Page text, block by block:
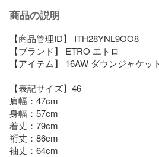
商品の説明
【商品管理ID】 ITH28YNL9OO8
【ブランド】 ETRO エトロ
【アイテム】 16AW ダウンジャケッ
【表記サイズ】46
肩幅：47cm
身幅：57cm
着丈：79cm
裄丈：86cm
袖丈：64cm